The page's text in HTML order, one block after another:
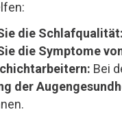
die Schlafqualität:
die Symptome
Bei
der